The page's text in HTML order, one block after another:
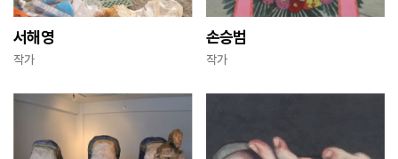
서해영
작가
손승범
작가